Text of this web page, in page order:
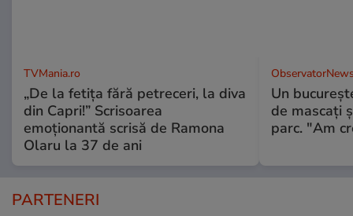
TVMania.ro
„De la fetița fără petreceri, la diva
din Capri!” Scrisoarea
emoționantă scrisă de Ramona
Olaru la 37 de ani
Un
de mascaţi
parc. "Am
PARTENERI